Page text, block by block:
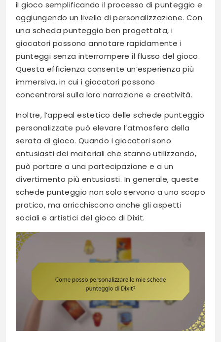
il gioco semplificando il processo di punteggio e
aggiungendo un livello di personalizzazione. Con
una scheda punteggio ben progettata, i
giocatori possono annotare rapidamente i
punteggi senza interrompere il flusso del gioco.
Questa efficienza consente un’esperienza più
immersiva, in cui i giocatori possono
concentrarsi sulla loro narrazione e creatività.
Inoltre, l’appeal estetico delle schede punteggio
personalizzate può elevare l’atmosfera della
serata di gioco. Quando i giocatori sono
entusiasti dei materiali che stanno utilizzando,
può portare a una partecipazione e a un
divertimento più entusiasti. In generale, queste
schede punteggio non solo servono a uno scopo
pratico, ma arricchiscono anche gli aspetti
sociali e artistici del gioco di Dixit.